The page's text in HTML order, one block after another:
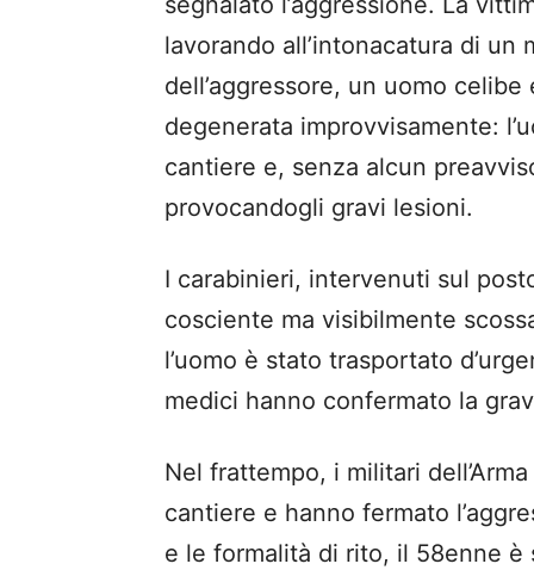
lavorando all’intonacatura di un
dell’aggressore, un uomo
degenerata improvvisamente:
cantiere e, senza alcun
provocandogli gravi lesioni.
I carabinieri, intervenuti sul
cosciente ma visibilmente
l’uomo è stato trasportato
medici hanno confermato la
Nel frattempo, i militari
cantiere e hanno fermato
e le formalità di rito, il 58enne